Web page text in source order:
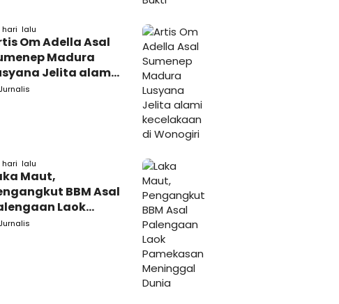
hari lalu
Om Adella Asal
Madura
Jelita alami
di
Jurnalis
hari lalu
Maut,
BBM Asal
Laok
Jurnalis